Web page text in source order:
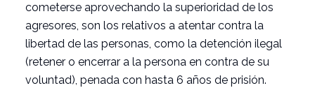
cometerse aprovechando la superioridad de los
agresores, son los relativos a atentar contra la
libertad de las personas, como la detención ilegal
(retener o encerrar a la persona en contra de su
voluntad), penada con hasta 6 años de prisión.